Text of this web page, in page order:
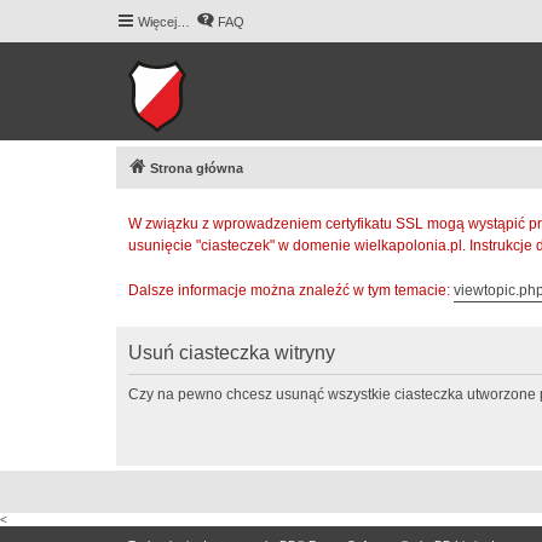
Więcej… FAQ
Strona główna
W związku z wprowadzeniem certyfikatu SSL mogą wystąpić
usunięcie "ciasteczek" w domenie wielkapolonia.pl.
Dalsze informacje można znaleźć w tym temacie:
Usuń ciasteczka witryny
Czy na pewno chcesz usunąć wszystkie ciasteczka utworzone
<